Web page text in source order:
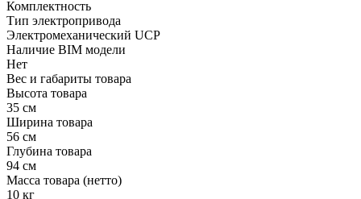
Комплектность
Тип электропривода
Электромеханический UCP
Наличие BIM модели
Нет
Вес и габариты товара
Высота товара
35 см
Ширина товара
56 см
Глубина товара
94 см
Масса товара (нетто)
10 кг